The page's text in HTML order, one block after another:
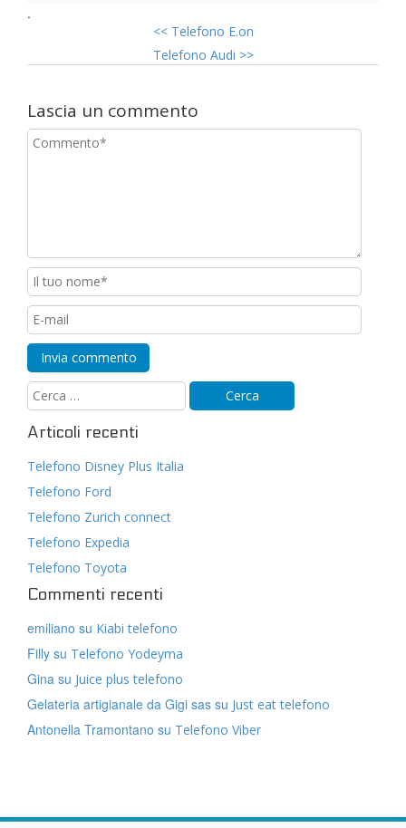
.
<< Telefono E.on
Telefono Audi >>
Lascia un commento
Articoli recenti
Telefono Disney Plus Italia
Telefono Ford
Telefono Zurich connect
Telefono Expedia
Telefono Toyota
Commenti recenti
emiliano su Kiabi telefono
Filly su Telefono Yodeyma
Gina su Juice plus telefono
Gelateria artigianale da Gigi sas su Just eat telefono
Antonella Tramontano su Telefono Viber